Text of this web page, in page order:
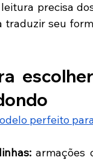
traduzir seu
perfeito
armações